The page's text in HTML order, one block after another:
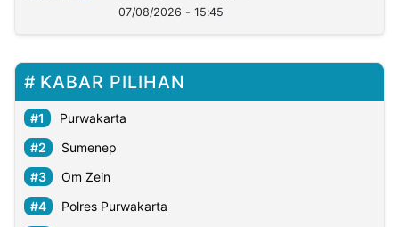
07/08/2026 - 15:45
KABAR PILIHAN
Purwakarta
Sumenep
Om Zein
Polres Purwakarta